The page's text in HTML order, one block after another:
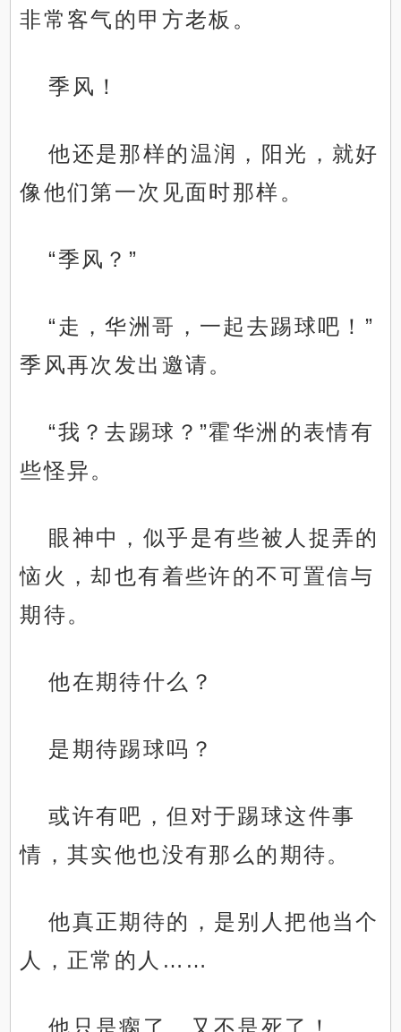
非常客气的甲方老板。
季风！
他还是那样的温润，阳光，就好
像他们第一次见面时那样。
“季风？”
“走，华洲哥，一起去踢球吧！”
季风再次发出邀请。
“我？去踢球？”霍华洲的表情有
些怪异。
眼神中，似乎是有些被人捉弄的
恼火，却也有着些许的不可置信与
期待。
他在期待什么？
是期待踢球吗？
或许有吧，但对于踢球这件事
情，其实他也没有那么的期待。
他真正期待的，是别人把他当个
人，正常的人……
他只是瘸了，又不是死了！